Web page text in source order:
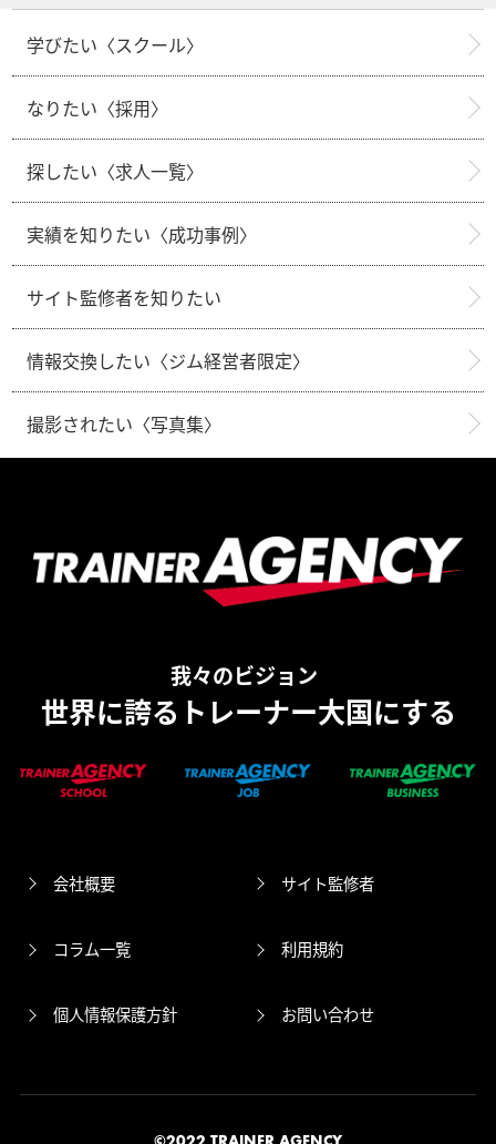
学びたい〈スクール〉
なりたい〈採用〉
探したい〈求人一覧〉
実績を知りたい〈成功事例〉
サイト監修者を知りたい
情報交換したい〈ジム経営者限定〉
撮影されたい〈写真集〉
我々のビジョン
世界に誇るトレーナー大国にする
会社概要 サイト監修者
コラム一覧 利用規約
個人情報保護方針 お問い合わせ